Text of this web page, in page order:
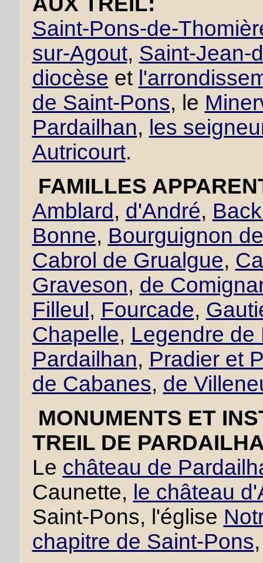
Saint-Pons-de-
sur-Agout, Saint-Jean-
diocèse et
de Saint-Pons, le
Pardailhan, les
Autricourt.
FAMILLES
Amblard , d'André,
Bonne, Bourguignon
Cabrol de Grualgue,
Graveson, de
Filleul , Fourcade,
Chapelle, Legendre de
Pardailhan, Pradier et
de Cabanes, de
MONUMENTS ET
TREIL DE
Le château de
Caunette, le château
Saint-Pons, l'église
chapitre de Saint-Pons